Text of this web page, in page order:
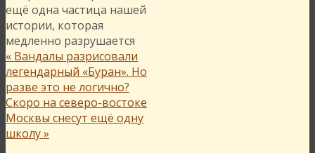
ещё одна частица нашей
истории, которая
медленно разрушается
« Вандалы разрисовали
легендарный «Буран». Но
разве это не логично?
Скоро на северо-востоке
Москвы снесут ещё одну
школу»